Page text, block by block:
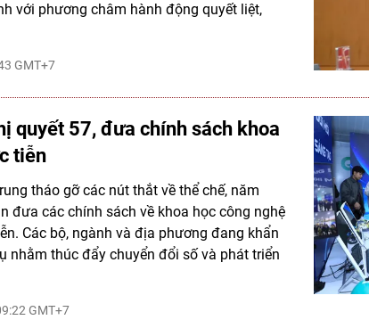
GMT+7
với phương châm hành động quyết liệt,
quyết 57, đưa chính sách khoa
tiễn
GMT+7
tháo gỡ các nút thắt về thể chế, năm
đưa các chính sách về khoa học công nghệ
Các bộ, ngành và địa phương đang khẩn
nhằm thúc đẩy chuyển đổi số và phát triển